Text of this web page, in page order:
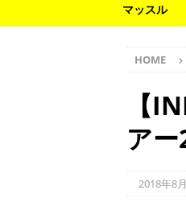
マッスル
HOME
【
アー
2018年8